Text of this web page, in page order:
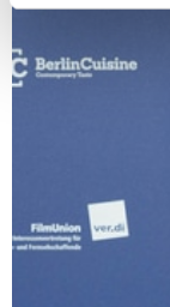
Erfahren Sie
verarbeitet
Abschnitt
Wir verwenden
zu können und
analysieren.
Verwendung